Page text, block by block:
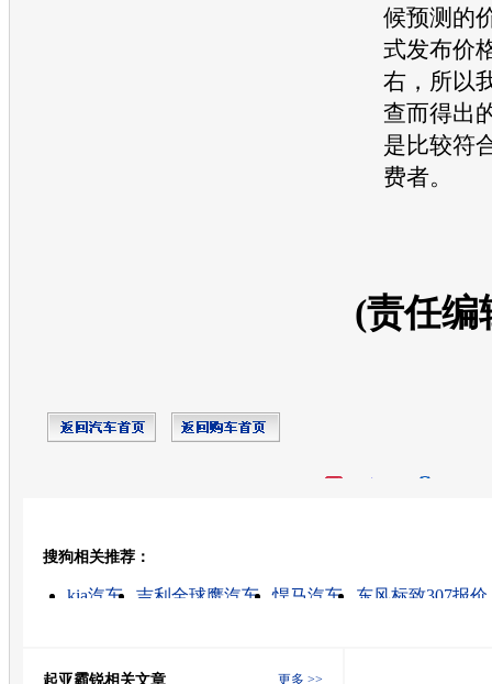
候预测的
式发布价
右，所以
查而得出
是比较符
费者。
(责任编
搜狗相关推荐：
kia汽车 吉利全球鹰汽车 悍马汽车
东风标致307报价
更多 >>
起亚霸锐相关文章